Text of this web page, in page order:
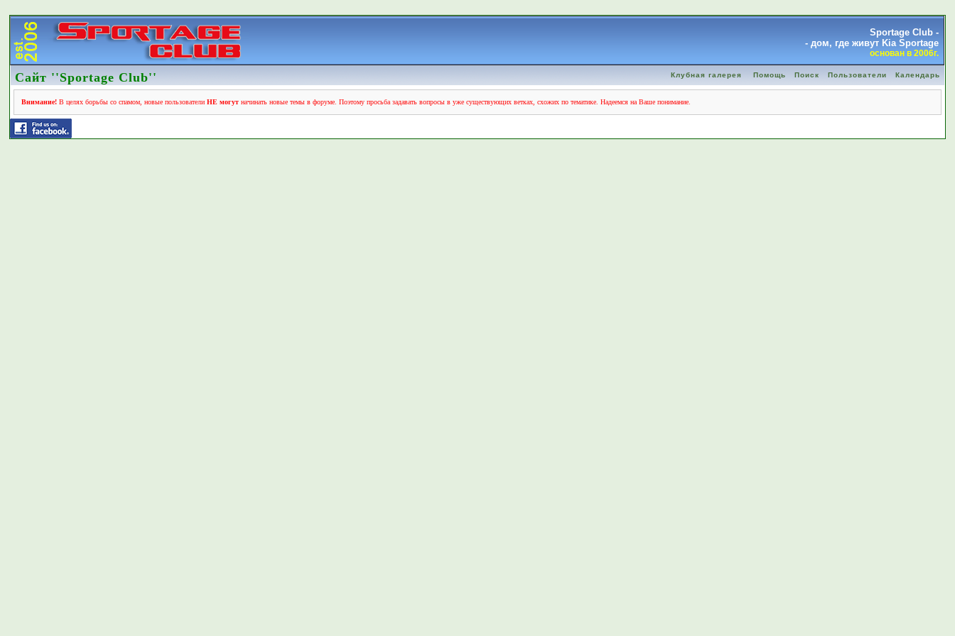
Sportage Club -
- дом, где живут Kia Sportage
основан в 2006г.
Сайт ''Sportage Club'' Клубная галерея Помощь Поиск Пользователи Календарь
Внимание! В целях борьбы со спамом, новые пользователиНЕ могут начинать новые темы в форуме. Поэтому просьба задавать вопросы в уже существующих ветках, схожих по тематике. Надеемся на Ваше понимание.